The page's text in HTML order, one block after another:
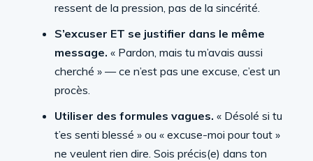
ressent de la pression, pas de la sincérité.
S’excuser ET se justifier dans le même
message. « Pardon, mais tu m’avais aussi
cherché » — ce n’est pas une excuse, c’est un
procès.
Utiliser des formules vagues. « Désolé si tu
t’es senti blessé » ou « excuse-moi pour tout »
ne veulent rien dire. Sois précis(e) dans ton